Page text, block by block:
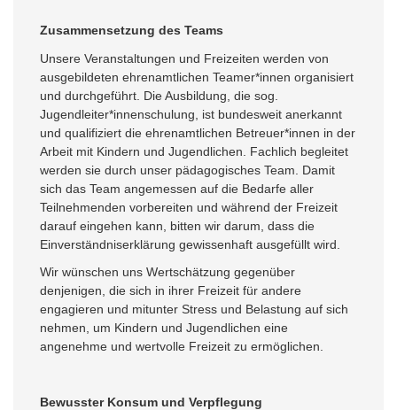
Zusammensetzung des Teams
Unsere Veranstaltungen und Freizeiten werden von
ausgebildeten ehrenamtlichen Teamer*innen organisiert
und durchgeführt. Die Ausbildung, die sog.
Jugendleiter*innenschulung, ist bundesweit anerkannt
und qualifiziert die ehrenamtlichen Betreuer*innen in der
Arbeit mit Kindern und Jugendlichen. Fachlich begleitet
werden sie durch unser pädagogisches Team. Damit
sich das Team angemessen auf die Bedarfe aller
Teilnehmenden vorbereiten und während der Freizeit
darauf eingehen kann, bitten wir darum, dass die
Einverständniserklärung gewissenhaft ausgefüllt wird.
Wir wünschen uns Wertschätzung gegenüber
denjenigen, die sich in ihrer Freizeit für andere
engagieren und mitunter Stress und Belastung auf sich
nehmen, um Kindern und Jugendlichen eine
angenehme und wertvolle Freizeit zu ermöglichen.
Bewusster Konsum und Verpflegung